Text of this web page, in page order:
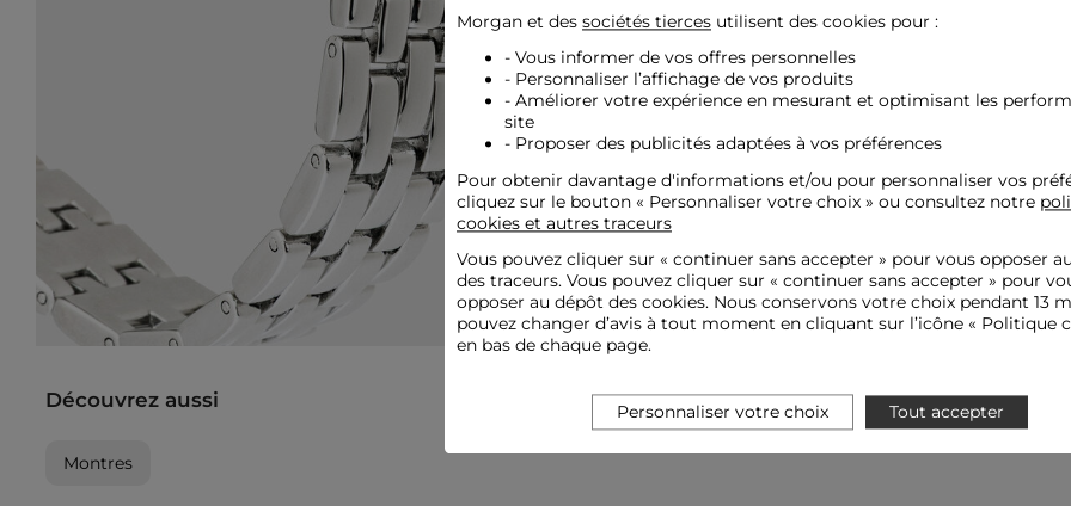
Découvrez aussi
Montres
Morgan et des sociétés tierces utilisent des cookies pour :
- Vous informer de vos offres personnelles
- Personnaliser l’affichage de vos produits
- Améliorer votre expérience en mesurant et optimisant les
site
- Proposer des publicités adaptées à vos préférences
Pour obtenir davantage d'informations et/ou pour personnaliser vos
cliquez sur le bouton « Personnaliser votre choix » ou consultez notre
cookies et autres traceurs
Vous pouvez cliquer sur « continuer sans accepter » pour vous opposer
des traceurs. Vous pouvez cliquer sur « continuer sans accepter » pour
opposer au dépôt des cookies. Nous conservons votre choix pendant 13
pouvez changer d’avis à tout moment en cliquant sur l’icône « Politique
en bas de chaque page.
Personnaliser votre choix Tout accepter